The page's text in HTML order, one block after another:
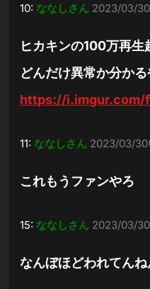
10: ななしさん 2023/03/
ヒカキンの100万再
どんだけ異常か分かる
https://i.imgur.com/
11: ななしさん 2023/03/
これもうファンやろ
15: ななしさん 2023/03/
なんぼほどわれてん